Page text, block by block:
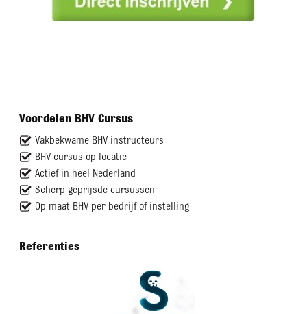
Voordelen BHV Cursus
Vakbekwame BHV instructeurs
BHV cursus op locatie
Actief in heel Nederland
Scherp geprijsde cursussen
Op maat BHV per bedrijf of instelling
Referenties